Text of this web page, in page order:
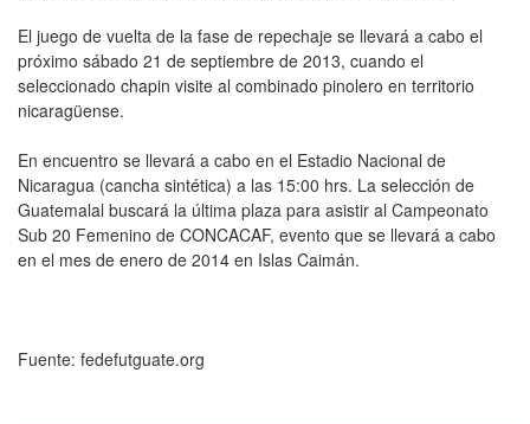
El juego de vuelta de la fase de repechaje se llevará a cabo el
próximo sábado 21 de septiembre de 2013, cuando el
seleccionado chapin visite al combinado pinolero en territorio
nicaragüense.
En encuentro se llevará a cabo en el Estadio Nacional de
Nicaragua (cancha sintética) a las 15:00 hrs. La selección de
Guatemalal buscará la última plaza para asistir al Campeonato
Sub 20 Femenino de CONCACAF, evento que se llevará a cabo
en el mes de enero de 2014 en Islas Caimán.
Fuente: fedefutguate.org